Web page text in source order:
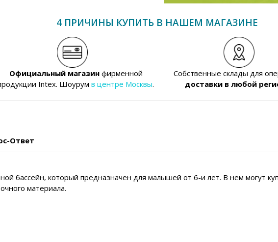
4 ПРИЧИНЫ КУПИТЬ В НАШЕМ МАГАЗИНЕ
Официальный магазинфирменной
Intex. Шоурумв центре Москвы.
Собственные склады для
доставки в любой
Ответ
бассейн, который предназначен для малышей от 6-и лет. В нем могут
материала.